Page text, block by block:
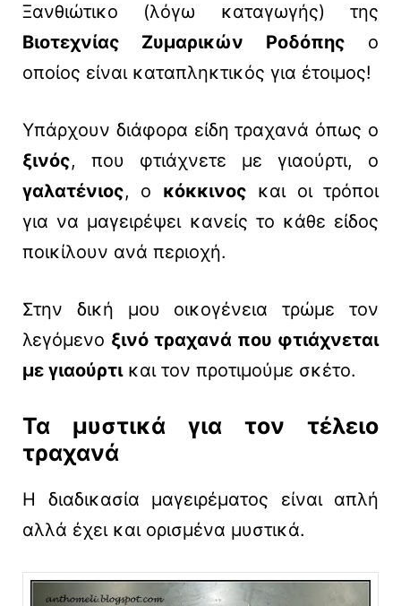
Ξανθιώτικο (λόγω καταγωγής) της
Βιοτεχνίας Ζυμαρικών Ροδόπης ο
οποίος είναι καταπληκτικός για έτοιμος!
Υπάρχουν διάφορα είδη τραχανά όπως ο
ξινός, που φτιάχνετε με γιαούρτι, ο
γαλατένιος, ο κόκκινος και οι τρόποι
για να μαγειρέψει κανείς το κάθε είδος
ποικίλουν ανά περιοχή.
Στην δική μου οικογένεια τρώμε τον
λεγόμενο ξινό τραχανά που φτιάχνεται
με γιαούρτικαι τον προτιμούμε σκέτο.
Τα μυστικά για τον τέλειο
τραχανά
Η διαδικασία μαγειρέματος είναι απλή
αλλά έχει και ορισμένα μυστικά.